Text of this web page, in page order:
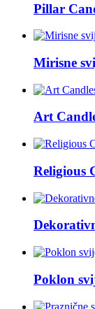
Pillar
Mirisne
Art
Religious
Poklon